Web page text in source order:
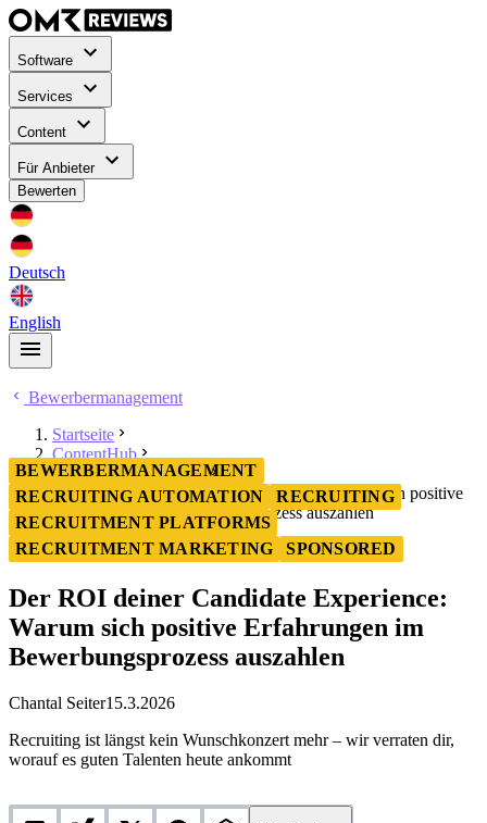
Software
Services
Content
Für Anbieter
Bewerten
Deutsch
English
Bewerbermanagement
Startseite
ContentHub
Bewerbermanagement
Der ROI deiner Candidate Experience: Warum sich positive
Erfahrungen im Bewerbungsprozess auszahlen
BEWERBERMANAGEMENT
RECRUITING AUTOMATION
RECRUITING
RECRUITMENT PLATFORMS
RECRUITMENT MARKETING
SPONSORED
Der ROI deiner Candidate Experience:
Warum sich positive Erfahrungen im
Bewerbungsprozess auszahlen
Chantal Seiter15.3.2026
Recruiting ist längst kein Wunschkonzert mehr – wir verraten dir,
worauf es guten Talenten heute ankommt